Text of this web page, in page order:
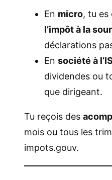
En micro, tu es
l’impôt à la
déclarations
En société à l’IS
dividendes ou
que dirigeant.
Tu reçois des
mois ou tous les
impots.gouv.